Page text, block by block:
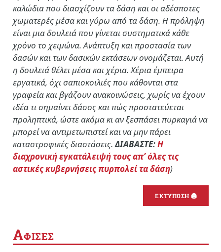
καλώδια που διασχίζουν τα δάση και οι αδέσποτες
χωματερές μέσα και γύρω από τα δάση. Η πρόληψη
είναι μια δουλειά που γίνεται συστηματικά κάθε
χρόνο το χειμώνα. Ανάπτυξη και προστασία των
δασών και των δασικών εκτάσεων ονομάζεται. Αυτή
η δουλειά θέλει μέσα και χέρια. Χέρια έμπειρα
εργατικά, όχι σαπιοκοιλιές που κάθονται στα
γραφεία και βγάζουν ανακοινώσεις, χωρίς να έχουν
ιδέα τι σημαίνει δάσος και πώς προστατεύεται
προληπτικά, ώστε ακόμα κι αν ξεσπάσει πυρκαγιά να
μπορεί να αντιμετωπιστεί και να μην πάρει
καταστροφικές διαστάσεις.ΔΙΑΒΑΣΤΕ:Η
διαχρονική εγκατάλειψή τους απ’ όλες τις
αστικές κυβερνήσεις πυρπολεί τα δάση)
ΕΚΤΥΠΩΣΗ 🖨
ΑΦΙΣΕΣ